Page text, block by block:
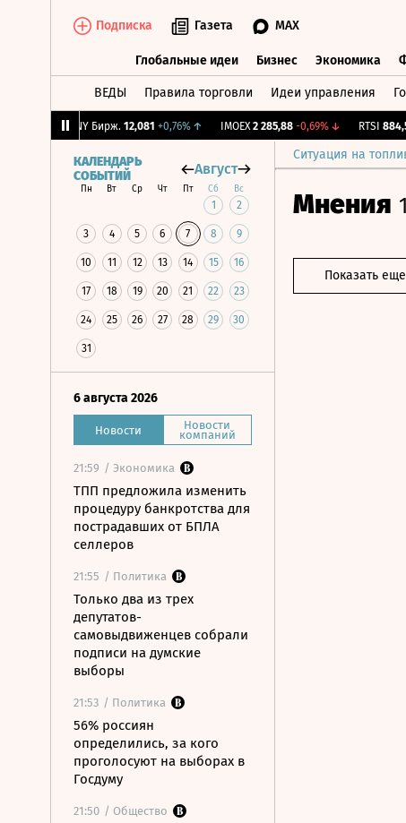
Подписка Газета MAX
Глобальные идеи Бизнес Экономика
ВЕДЫ Правила торговли Идеи управления
CNY Бирж. 12,081 +0,76%↑ IMOEX 2 285,88 -0,69%↓ RTSI 884,56 -
Ситуация на
КАЛЕНДАРЬ
СОБЫТИЙ
Август
Пн Вт Ср Чт Пт Сб Вс
1 2
3 4 5 6 7 8 9
10 11 12 13 14 15 16
17 18 19 20 21 22 23
24 25 26 27 28 29 30
31
6 августа 2026
Новости Новости
компаний
21:59 / Экономика
ТПП предложила изменить
процедуру банкротства для
пострадавших от БПЛА
селлеров
21:55 / Политика
Только два из трех
депутатов-
самовыдвиженцев собрали
подписи на думские
выборы
21:53 / Политика
56% россиян
определились, за кого
проголосуют на выборах в
Госдуму
21:50 / Общество
Мнения
Показать еще